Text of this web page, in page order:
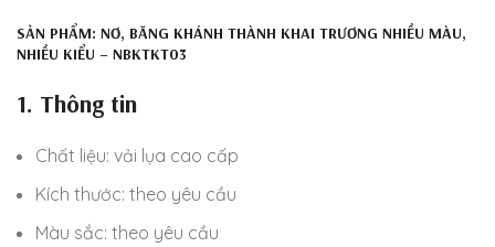
SẢN PHẨM: NƠ, BĂNG KHÁNH THÀNH KHAI TRƯƠNG NHIỀU MÀU,
NHIỀU KIỂU – NBKTKT03
1. Thông tin
Chất liệu: vải lụa cao cấp
Kích thước: theo yêu cầu
Màu sắc: theo yêu cầu